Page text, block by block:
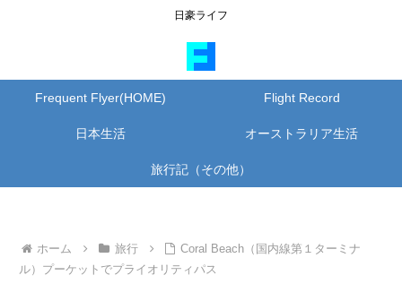
日豪ライフ
Frequent Flyer(HOME) Flight Record
日本生活 オーストラリア生活
旅行記（その他）
ホーム 旅行
Coral Beach（国内線第１ターミナ
ル）プーケットでプライオリティパス